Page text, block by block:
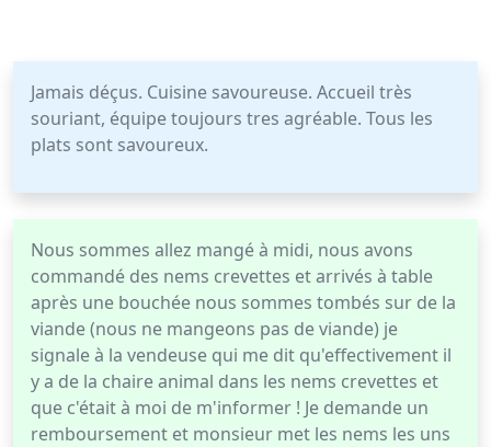
Jamais déçus. Cuisine savoureuse. Accueil très
souriant, équipe toujours tres agréable. Tous les
plats sont savoureux.
Nous sommes allez mangé à midi, nous avons
commandé des nems crevettes et arrivés à table
après une bouchée nous sommes tombés sur de la
viande (nous ne mangeons pas de viande) je
signale à la vendeuse qui me dit qu'effectivement il
y a de la chaire animal dans les nems crevettes et
que c'était à moi de m'informer ! Je demande un
remboursement et monsieur met les nems les uns